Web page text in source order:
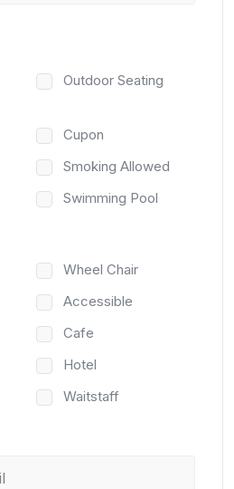
Outdoor Seating
Cupon
Smoking Allowed
Swimming Pool
Wheel Chair
Accessible
Cafe
Hotel
Waitstaff